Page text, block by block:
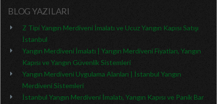
BLOG YAZILARI
Z Tipi Yangın Merdiveni İmalatı ve Ucuz Yangın Kapısı Satışı
İstanbul
Yangın Merdiveni İmalatı | Yangın Merdiveni Fiyatları, Yangın
Kapısı ve Yangın Güvenlik Sistemleri
Yangın Merdiveni Uygulama Alanları | İstanbul Yangın
Merdiveni Sistemleri
İstanbul Yangın Merdiveni İmalatı, Yangın Kapısı ve Panik Bar